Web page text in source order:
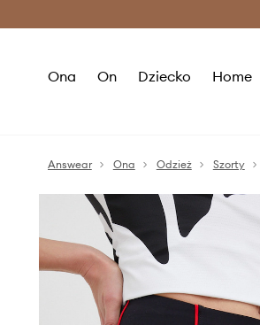
Ona On Dziecko Home
Answear Ona Odzież Szorty